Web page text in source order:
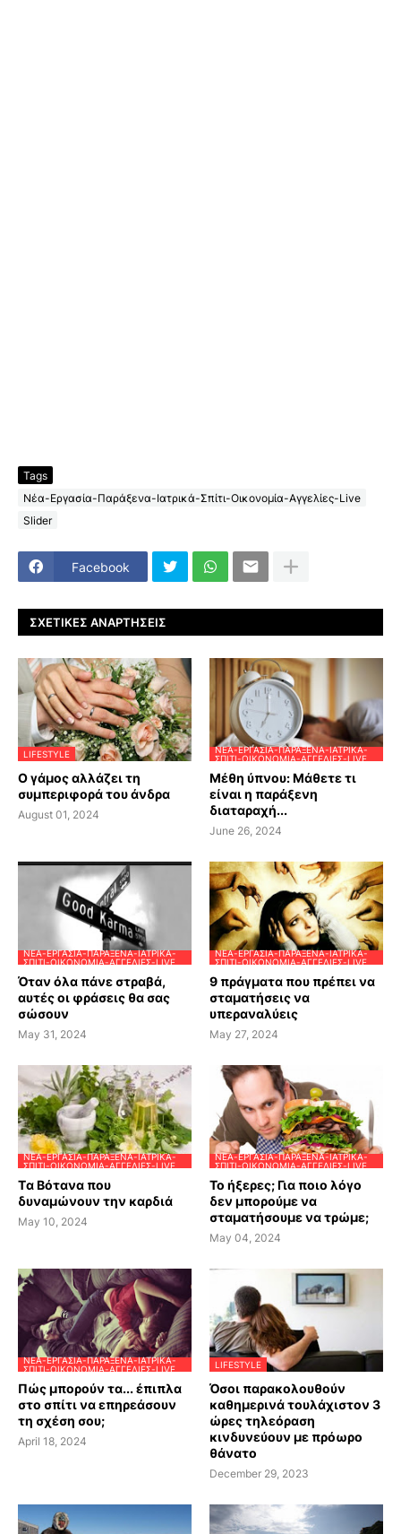
Tags
Νέα-Εργασία-Παράξενα-Ιατρικά-Σπίτι-Οικονομία-Αγγελίες-Live
Slider
Facebook
ΣΧΕΤΙΚΈΣ ΑΝΑΡΤΉΣΕΙΣ
LIFESTYLE
Ο γάμος αλλάζει τη
συμπεριφορά του άνδρα
August 01, 2024
ΝΈΑ-ΕΡΓΑΣΊΑ-ΠΑΡΆΞΕΝΑ-ΙΑΤΡΙΚΆ-
ΣΠΊΤΙ-ΟΙΚΟΝΟΜΊΑ-ΑΓΓΕΛΊΕΣ-LIVE
Μέθη ύπνου: Μάθετε τι
είναι η παράξενη
διαταραχή...
June 26, 2024
ΝΈΑ-ΕΡΓΑΣΊΑ-ΠΑΡΆΞΕΝΑ-ΙΑΤΡΙΚΆ-
ΣΠΊΤΙ-ΟΙΚΟΝΟΜΊΑ-ΑΓΓΕΛΊΕΣ-LIVE
Όταν όλα πάνε στραβά,
αυτές οι φράσεις θα σας
σώσουν
May 31, 2024
ΝΈΑ-ΕΡΓΑΣΊΑ-ΠΑΡΆΞΕΝΑ-ΙΑΤΡΙΚΆ-
ΣΠΊΤΙ-ΟΙΚΟΝΟΜΊΑ-ΑΓΓΕΛΊΕΣ-LIVE
9 πράγματα που πρέπει να
σταματήσεις να
υπεραναλύεις
May 27, 2024
ΝΈΑ-ΕΡΓΑΣΊΑ-ΠΑΡΆΞΕΝΑ-ΙΑΤΡΙΚΆ-
ΣΠΊΤΙ-ΟΙΚΟΝΟΜΊΑ-ΑΓΓΕΛΊΕΣ-LIVE
Tα Βότανα που
δυναμώνουν την καρδιά
May 10, 2024
ΝΈΑ-ΕΡΓΑΣΊΑ-ΠΑΡΆΞΕΝΑ-ΙΑΤΡΙΚΆ-
ΣΠΊΤΙ-ΟΙΚΟΝΟΜΊΑ-ΑΓΓΕΛΊΕΣ-LIVE
Το ήξερες; Για ποιο λόγο
δεν μπορούμε να
σταματήσουμε να τρώμε;
May 04, 2024
ΝΈΑ-ΕΡΓΑΣΊΑ-ΠΑΡΆΞΕΝΑ-ΙΑΤΡΙΚΆ-
ΣΠΊΤΙ-ΟΙΚΟΝΟΜΊΑ-ΑΓΓΕΛΊΕΣ-LIVE
Πώς μπορούν τα... έπιπλα
στο σπίτι να επηρεάσουν
τη σχέση σου;
April 18, 2024
LIFESTYLE
Όσοι παρακολουθούν
καθημερινά τουλάχιστον 3
ώρες τηλεόραση
κινδυνεύουν με πρόωρο
θάνατο
December 29, 2023